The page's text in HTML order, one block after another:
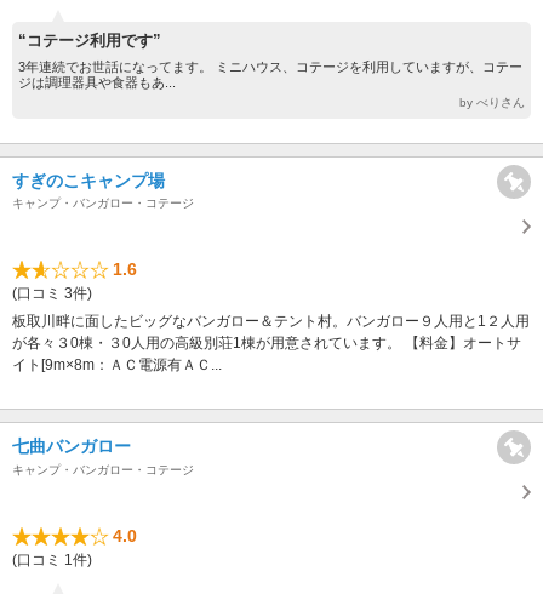
“コテージ利用です”
3年連続でお世話になってます。 ミニハウス、コテージを利用していますが、コテー
ジは調理器具や食器もあ...
by べりさん
すぎのこキャンプ場
キャンプ・バンガロー・コテージ
1.6
(口コミ 3件)
板取川畔に面したビッグなバンガロー＆テント村。バンガロー９人用と1２人用
が各々３0棟・３0人用の高級別荘1棟が用意されています。 【料金】オートサ
イト[9m×8m：ＡＣ電源有ＡＣ...
七曲バンガロー
キャンプ・バンガロー・コテージ
4.0
(口コミ 1件)